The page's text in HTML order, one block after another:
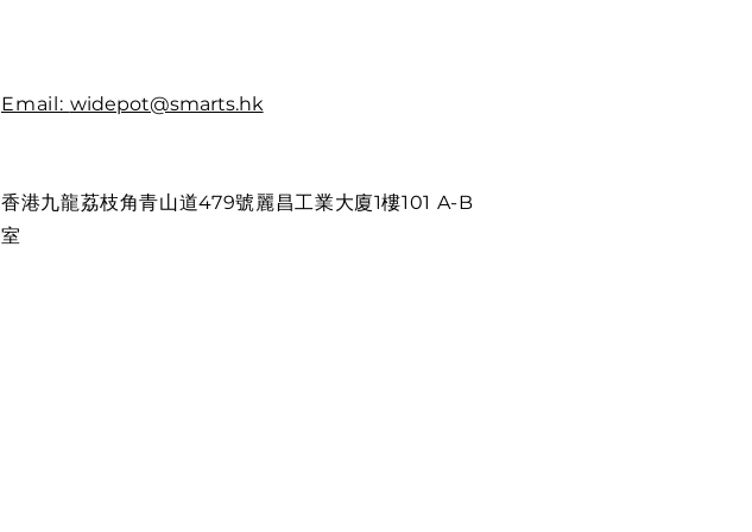
Email: widepot@smarts.hk
香港九龍荔枝角青山道479號麗昌工業大廈1樓101 A-B
室